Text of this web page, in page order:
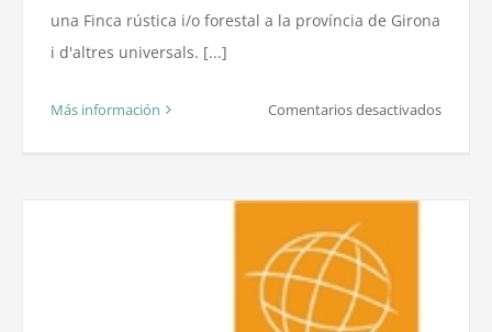
una Finca rústica i/o forestal a la província de Girona
i d'altres universals. [...]
Más información Comentarios desactivadosen